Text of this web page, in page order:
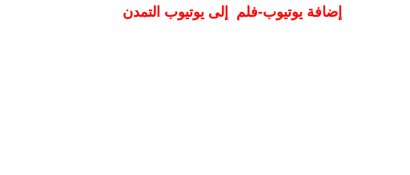
إضافة يوتيوب-فلم إلى يوتيوب التمدن